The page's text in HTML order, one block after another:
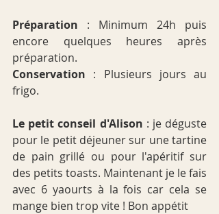
Préparation : Minimum 24h puis
encore quelques heures après
préparation.
Conservation : Plusieurs jours au
frigo.
Le petit conseil d'Alison : je déguste
pour le petit déjeuner sur une tartine
de pain grillé ou pour l'apéritif sur
des petits toasts. Maintenant je le fais
avec 6 yaourts à la fois car cela se
mange bien trop vite ! Bon appétit